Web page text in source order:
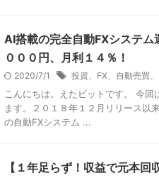
AI搭載の完全自動FXシステム
０００円、月利１４％！
2020/7/1 投資、FX、自動売買
こんにちは。えたビットです。 今
ます。２０１８年１２月リリース以
の自動FXシステム ...
【１年足らず！収益で元本